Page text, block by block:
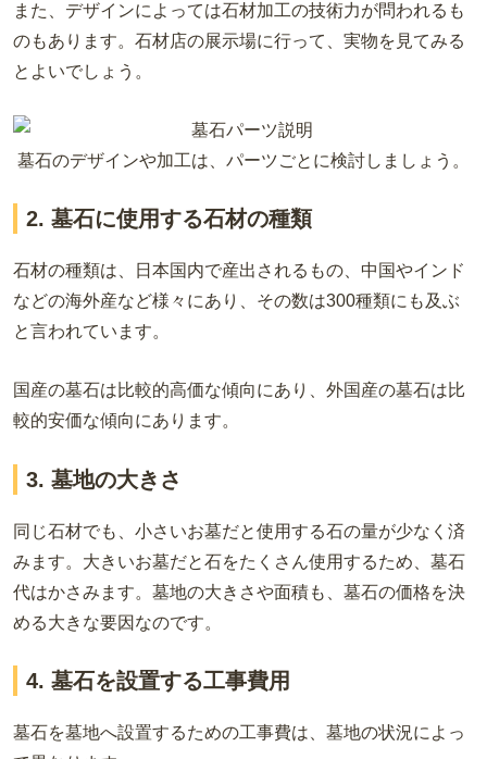
また、デザインによっては石材加工の技術力が問われるも
のもあります。石材店の展示場に行って、実物を見てみる
とよいでしょう。
墓石のデザインや加工は、パーツごとに検討しましょう。
2. 墓石に使用する石材の種類
石材の種類は、日本国内で産出されるもの、中国やインド
などの海外産など様々にあり、その数は300種類にも及ぶ
と言われています。
国産の墓石は比較的高価な傾向にあり、外国産の墓石は比
較的安価な傾向にあります。
3. 墓地の大きさ
同じ石材でも、小さいお墓だと使用する石の量が少なく済
みます。大きいお墓だと石をたくさん使用するため、墓石
代はかさみます。墓地の大きさや面積も、墓石の価格を決
める大きな要因なのです。
4. 墓石を設置する工事費用
墓石を墓地へ設置するための工事費は、墓地の状況によっ